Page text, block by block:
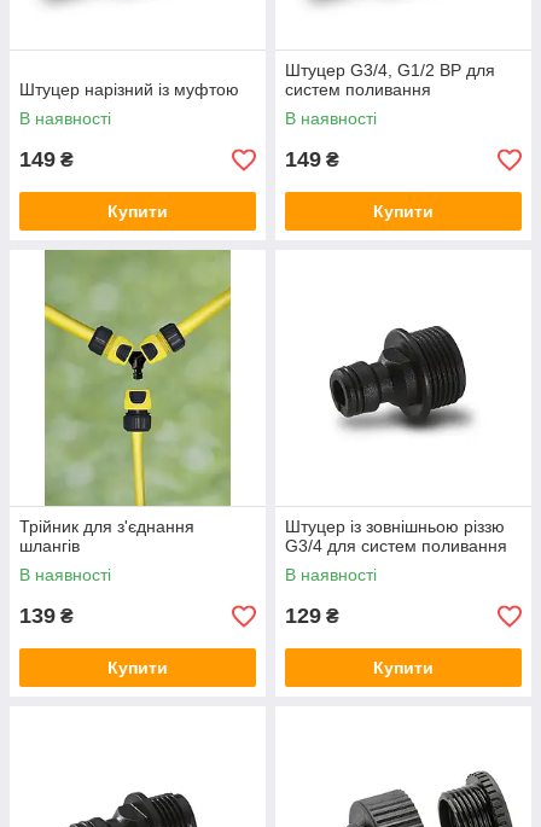
Штуцер нарізний із муфтою
В наявності
149 ₴
Купити
Штуцер G3/4, G1/2 ВР для
систем поливання
В наявності
149 ₴
Купити
Трійник для з'єднання
шлангів
В наявності
139 ₴
Купити
Штуцер із зовнішньою різзю
G3/4 для систем поливання
В наявності
129 ₴
Купити